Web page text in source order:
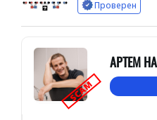
Проверен
SCAM
АРТЕМ